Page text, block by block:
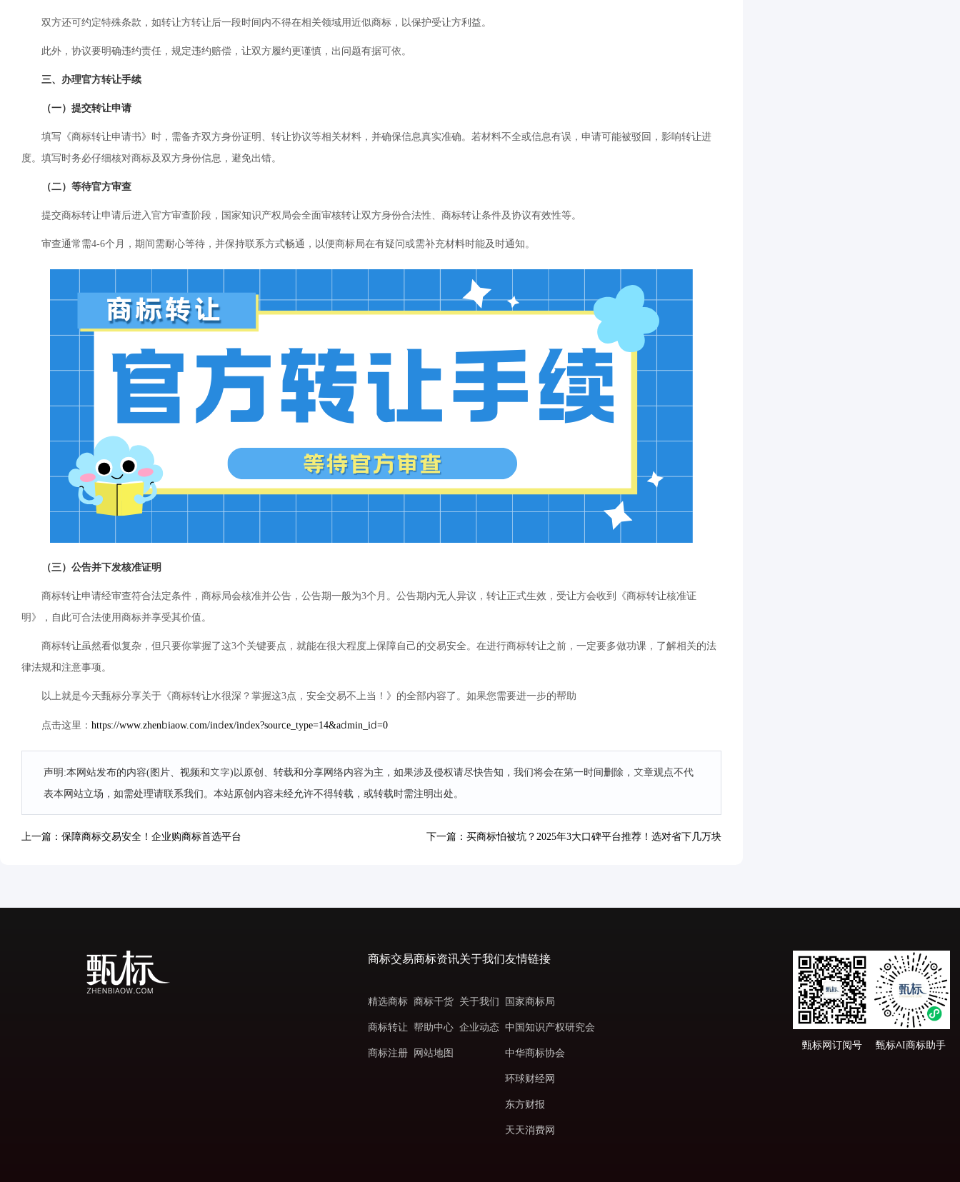
双方还可约定特殊条款，如转让方转让后一段时间内不得在相关领域用近似商标，以保护受让方利益。
此外，协议要明确违约责任，规定违约赔偿，让双方履约更谨慎，出问题有据可依。
三、办理官方转让手续
（一）提交转让申请
填写《商标转让申请书》时，需备齐双方身份证明、转让协议等相关材料，并确保信息真实准确。若材料不全或信息有误，申请可能被驳回，影响转让进
度。填写时务必仔细核对商标及双方身份信息，避免出错。
（二）等待官方审查
提交商标转让申请后进入官方审查阶段，国家知识产权局会全面审核转让双方身份合法性、商标转让条件及协议有效性等。
审查通常需4-6个月，期间需耐心等待，并保持联系方式畅通，以便商标局在有疑问或需补充材料时能及时通知。
（三）公告并下发核准证明
商标转让申请经审查符合法定条件，商标局会核准并公告，公告期一般为3个月。公告期内无人异议，转让正式生效，受让方会收到《商标转让核准证
明》，自此可合法使用商标并享受其价值。
商标转让虽然看似复杂，但只要你掌握了这3个关键要点，就能在很大程度上保障自己的交易安全。在进行商标转让之前，一定要多做功课，了解相关的法
律法规和注意事项。
以上就是今天甄标分享关于《商标转让水很深？掌握这3点，安全交易不上当！》的全部内容了。如果您需要进一步的帮助
点击这里： https://www.zhenbiaow.com/index/index?source_type=14&admin_id=0
声明:本网站发布的内容(图片、视频和文字)以原创、转载和分享网络内容为主，如果涉及侵权请尽快告知，我们将会在第一时间删除，文章观点不代
表本网站立场，如需处理请联系我们。本站原创内容未经允许不得转载，或转载时需注明出处。
上一篇：保障商标交易安全！企业购商标首选平台 下一篇：买商标怕被坑？2025年3大口碑平台推荐！选对省下几万块
商标交易
精选商标
商标转让
商标注册
商标资讯
商标干货
帮助中心
网站地图
关于我们
关于我们
企业动态
友情链接
国家商标局
中国知识产权研究会
中华商标协会
环球财经网
东方财报
天天消费网
甄标网订阅号 甄标AI商标助手